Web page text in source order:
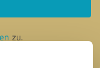
zu.